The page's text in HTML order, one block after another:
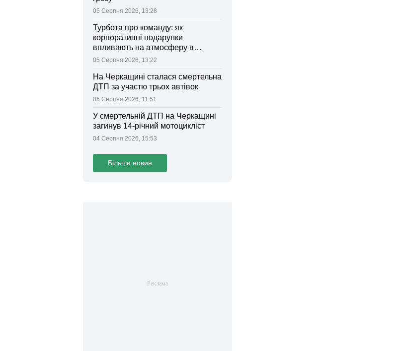
05 Серпня 2026, 13:28
Турбота про команду: як
корпоративні подарунки
впливають на атмосферу в
колективі
05 Серпня 2026, 13:22
На Черкащині сталася смертельна
ДТП за участю трьох автівок
05 Серпня 2026, 11:51
У смертельній ДТП на Черкащині
загинув 14-річний мотоцикліст
04 Серпня 2026, 15:53
Більше новин